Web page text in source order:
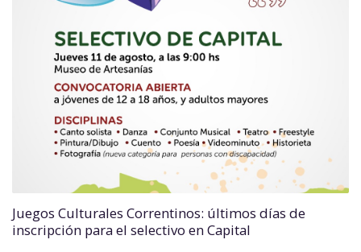
Juegos Culturales Correntinos: últimos días de
inscripción para el selectivo en Capital